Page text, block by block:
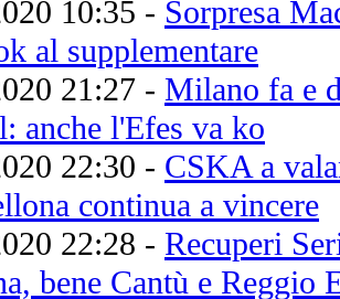
10:35 - Sorpresa
al supplementare
21:27 - Milano fa e
anche l'Efes va ko
22:30 - CSKA a
continua a vincere
22:28 - Recuperi
bene Cantù e Reggio